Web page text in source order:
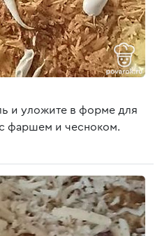
и уложите в форме для
фаршем и чесноком.